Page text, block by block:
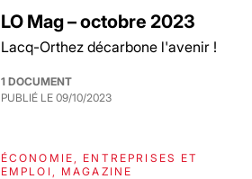
LO Mag – octobre 2023
Lacq-Orthez décarbone l'avenir !
1 DOCUMENT
PUBLIÉ LE 09/10/2023
ÉCONOMIE, ENTREPRISES ET
EMPLOI, MAGAZINE